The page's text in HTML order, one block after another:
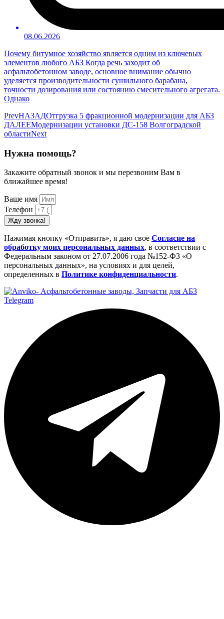
08.06.2026
Почему битумное хозяйство является одним из ключевых
элементов любого АБЗ Когда речь заходит об
асфальтобетонном заводе, основное внимание обычно
уделяется производительности сушильного барабана,
точности дозирования или состоянию смесительного агрегата.
Однако
PrevНАЗАДОтгрузка 5 фракционной модернизации для АБЗ
ДАЛЕЕМодернизации установки ДС-158 Волгоградской
областиNext
Нужна помощь?
Закажите обратный звонок и мы перезвоним Вам в
ближайшее время!
Ваше имя
Телефон
Жду звонка!
Нажимая кнопку «Отправить», я даю свое Cогласие на
обработку моих персональных данных, в соответствии с
Федеральным законом от 27.07.2006 года №152-ФЗ «О
персональных данных», на условиях и для целей,
определенных в Политике конфиденциальности.
Telegram